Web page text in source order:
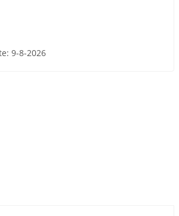
9-8-2026